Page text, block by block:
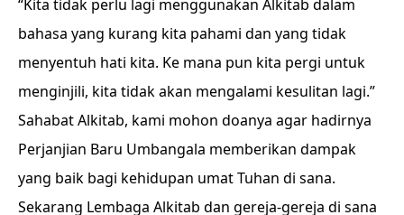
“Kita tidak perlu lagi menggunakan Alkitab dalam
bahasa yang kurang kita pahami dan yang tidak
menyentuh hati kita. Ke mana pun kita pergi untuk
menginjili, kita tidak akan mengalami kesulitan lagi.”
Sahabat Alkitab, kami mohon doanya agar hadirnya
Perjanjian Baru Umbangala memberikan dampak
yang baik bagi kehidupan umat Tuhan di sana.
Sekarang Lembaga Alkitab dan gereja-gereja di sana